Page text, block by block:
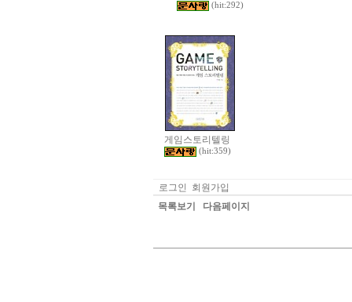
(hit:292)
게임스토리텔링
(hit:359)
로그인
회원가입
목록보기
다음페이지